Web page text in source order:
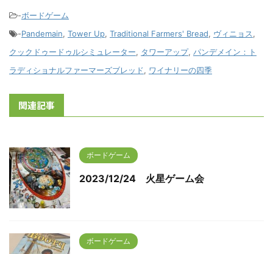
-ボードゲーム
-Pandemain, Tower Up, Traditional Farmers' Bread, ヴィニョス,
クックドゥードゥルシミュレーター, タワーアップ, パンデメイン：ト
ラディショナルファーマーズブレッド, ワイナリーの四季
関連記事
ボードゲーム
2023/12/24 火星ゲーム会
ボードゲーム